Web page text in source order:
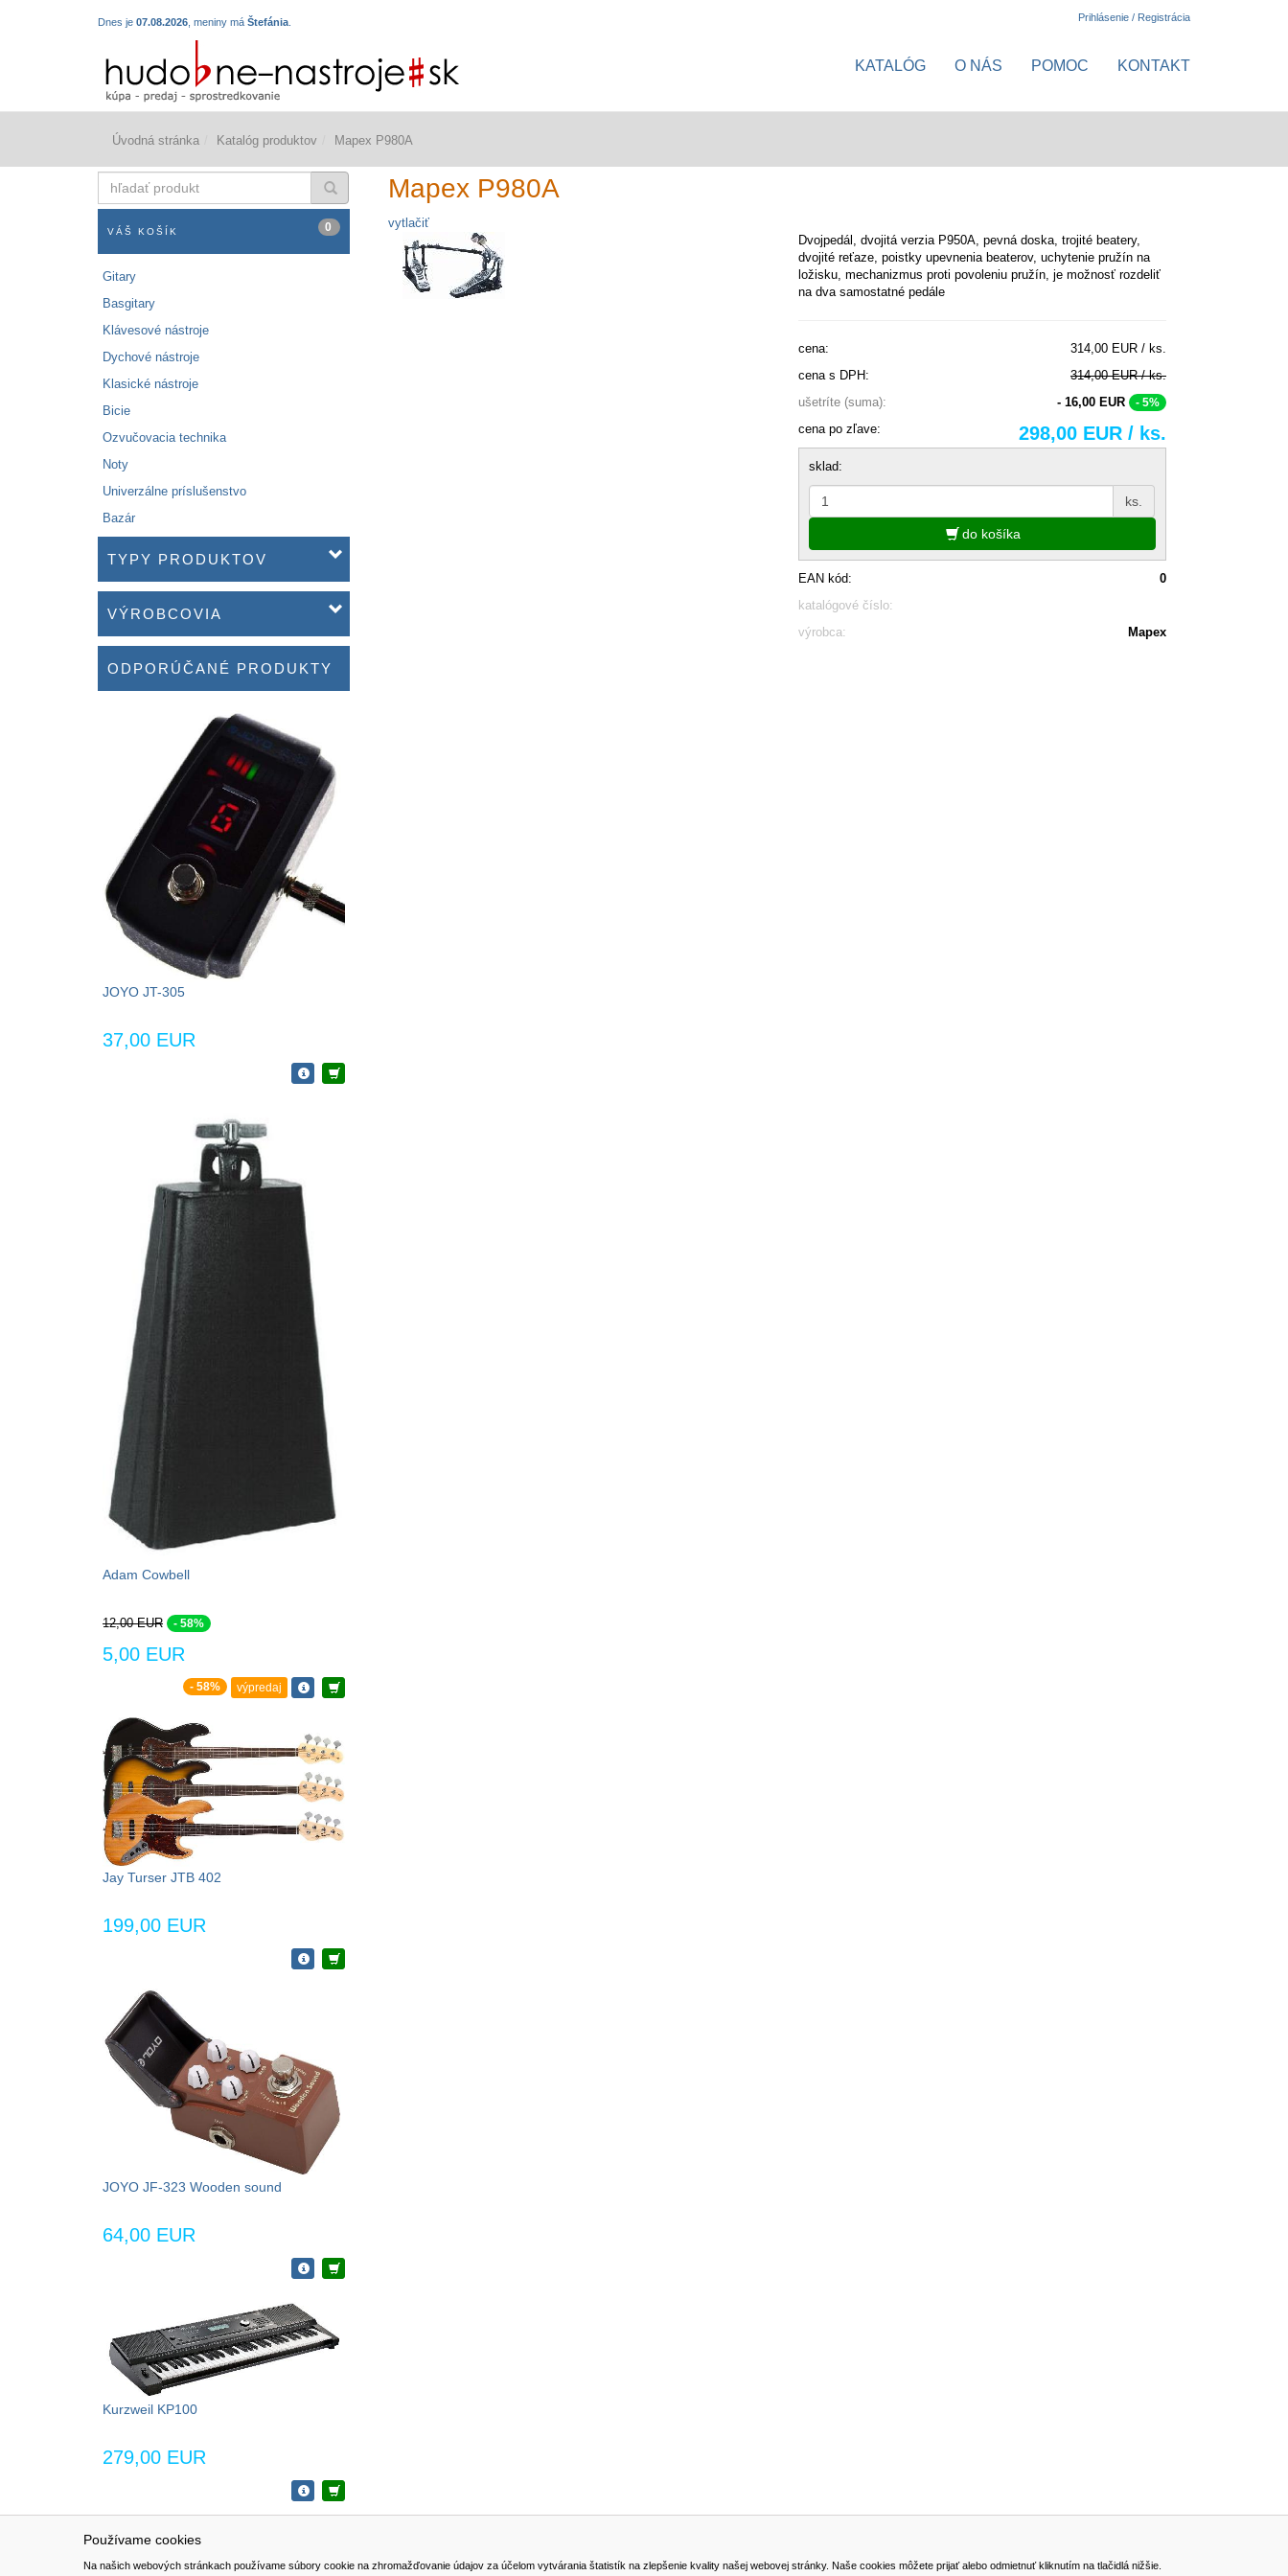
Používame cookies
Na našich webových stránkach používame súbory cookie na zhromažďovanie údajov za účelom vytvárania štatistík na zlepšenie kvality našej webovej stránky. Naše cookies môžete prijať alebo odmietnuť kliknutím na tlačidlá nižšie.
Dnes je 07.08.2026 , meniny má Štefánia Prihlásenie / Registrácia
KATALÓG O NÁS POMOC KONTAKT
Úvodná stránka Katalóg produktov Mapex P980A
produkt
VÁŠ KOŠÍK 0
Gitary
Basgitary
Klávesové nástroje
Dychové nástroje
Klasické nástroje
Bicie
Ozvučovacia technika
Noty
Univerzálne príslušenstvo
Bazár
TYPY PRODUKTOV
VÝROBCOVIA
ODPORÚČANÉ PRODUKTY
JOYO JT-305
37,00 EUR
Adam Cowbell
12,00 EUR - 58%
5,00 EUR
- 58% výpredaj
Jay Turser JTB 402
199,00 EUR
JOYO JF-323 Wooden sound
64,00 EUR
Kurzweil KP100
279,00 EUR
Mapex P980A
vytlačiť
Dvojpedál, dvojitá verzia P950A, pevná doska, trojité beatery,
dvojité reťaze, poistky upevnenia beaterov, uchytenie pružín na
ložisku, mechanizmus proti povoleniu pružín, je možnosť rozdeliť
na dva samostatné pedále
cena:
314,00 EUR / ks.
cena s DPH:
314,00 EUR / ks.
ušetríte (suma):
- 16,00 EUR - 5%
cena po zľave: 298,00 EUR / ks.
sklad:
ks.
do košíka
EAN kód:
0
katalógové číslo:
výrobca:
Mapex